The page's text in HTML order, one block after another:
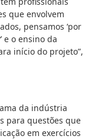
que envolvem
pensamos ‘por
e o ensino da
início do projeto”,
da indústria
para questões que
em exercícios